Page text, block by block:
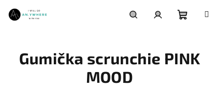
obsah
košík
Gumička scrunchie PINK
MOOD